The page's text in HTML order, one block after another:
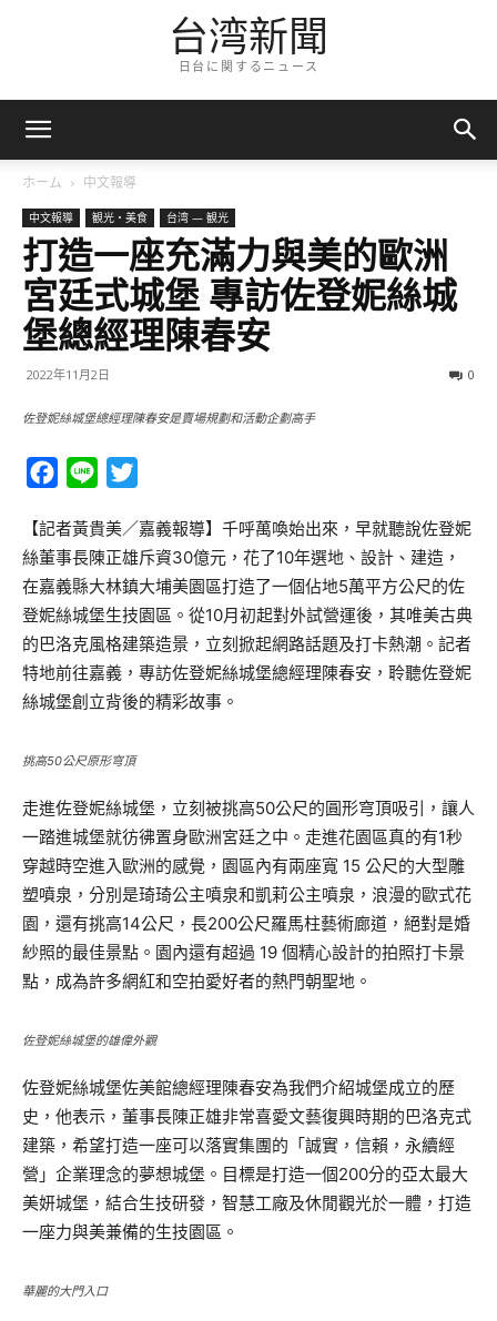
台湾新聞
日台に関するニュース
ホーム 中文報導
中文報導 観光・美食 台湾 — 観光
打造一座充滿力與美的歐洲
宮廷式城堡 專訪佐登妮絲城
堡總經理陳春安
2022年11月2日 0
佐登妮絲城堡總經理陳春安是賣場規劃和活動企劃高手
Facebook
Line
【記者黃貴美／嘉義報導】千呼萬喚始出來，早就聽說佐登妮
絲董事長陳正雄斥資30億元，花了10年選地、設計、建造，
在嘉義縣大林鎮大埔美園區打造了一個佔地5萬平方公尺的佐
登妮絲城堡生技園區。從10月初起對外試營運後，其唯美古典
的巴洛克風格建築造景，立刻掀起網路話題及打卡熱潮。記者
特地前往嘉義，專訪佐登妮絲城堡總經理陳春安，聆聽佐登妮
絲城堡創立背後的精彩故事。
挑高50公尺原形穹頂
走進佐登妮絲城堡，立刻被挑高50公尺的圓形穹頂吸引，讓人
一踏進城堡就彷彿置身歐洲宮廷之中。走進花園區真的有1秒
穿越時空進入歐洲的感覺，園區內有兩座寬 15 公尺的大型雕
塑噴泉，分別是琦琦公主噴泉和凱莉公主噴泉，浪漫的歐式花
園，還有挑高14公尺，長200公尺羅馬柱藝術廊道，絕對是婚
紗照的最佳景點。園內還有超過 19 個精心設計的拍照打卡景
點，成為許多網紅和空拍愛好者的熱門朝聖地。
佐登妮絲城堡的雄偉外觀
佐登妮絲城堡佐美館總經理陳春安為我們介紹城堡成立的歷
史，他表示，董事長陳正雄非常喜愛文藝復興時期的巴洛克式
建築，希望打造一座可以落實集團的「誠實，信賴，永續經
營」企業理念的夢想城堡。目標是打造一個200分的亞太最大
美妍城堡，結合生技研發，智慧工廠及休閒觀光於一體，打造
一座力與美兼備的生技園區。
華麗的大門入口